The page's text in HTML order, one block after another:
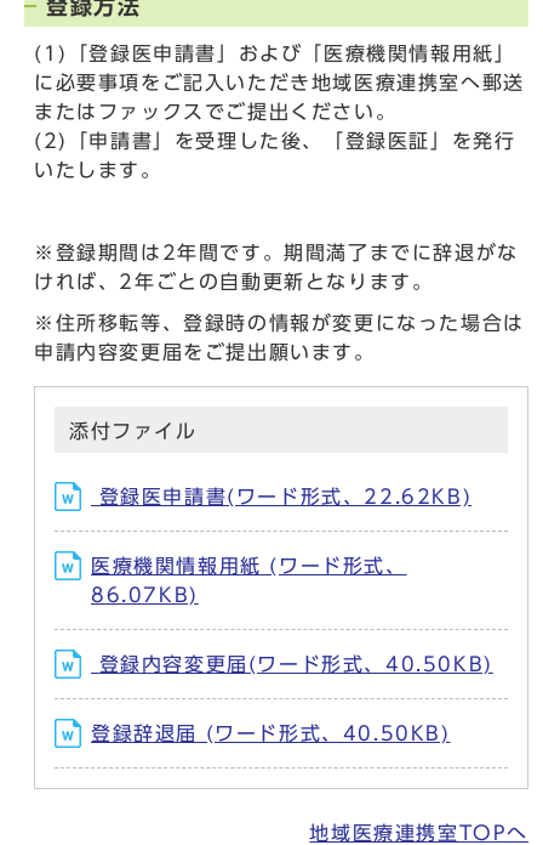
登録方法
(1)「登録医申請書」および「医療機関情報用紙」
に必要事項をご記入いただき地域医療連携室へ郵送
またはファックスでご提出ください。
(2)「申請書」を受理した後、「登録医証」を発行
いたします。
※登録期間は2年間です。期間満了までに辞退がな
ければ、2年ごとの自動更新となります。
※住所移転等、登録時の情報が変更になった場合は
申請内容変更届をご提出願います。
添付ファイル
登録医申請書(ワード形式、22.62KB)
医療機関情報用紙 (ワード形式、
86.07KB)
登録内容変更届(ワード形式、40.50KB)
登録辞退届 (ワード形式、40.50KB)
地域医療連携室TOPへ